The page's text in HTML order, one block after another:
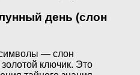
день (слон
— слон
ключик. Это